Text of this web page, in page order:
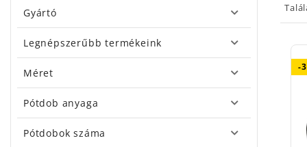
Gyártó
Legnépszerűbb termékeink
Méret
Pótdob anyaga
Pótdobok száma
Ha
FD,
-